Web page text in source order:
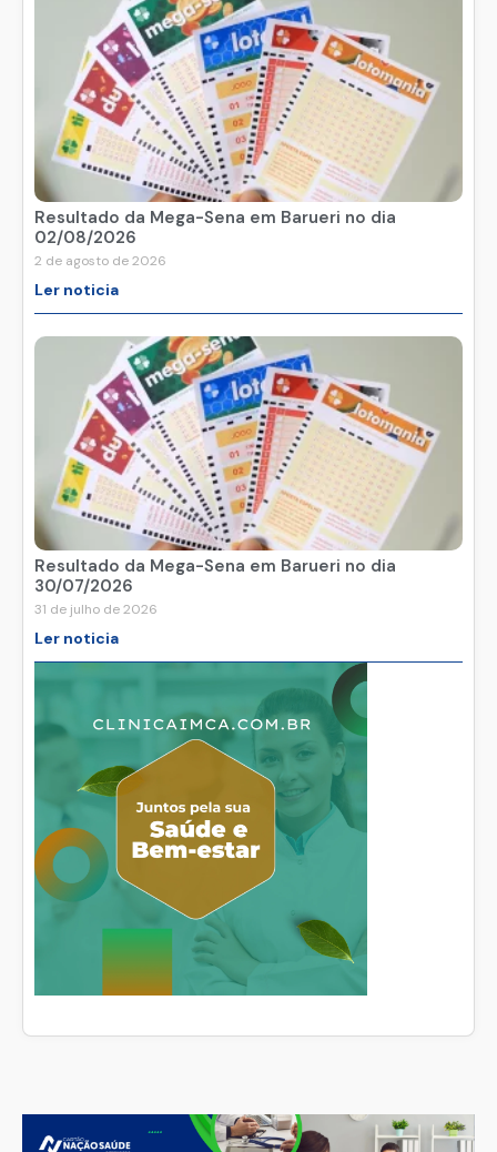
Resultado da Mega-Sena em Barueri no dia
02/08/2026
2 de agosto de 2026
Ler noticia
Resultado da Mega-Sena em Barueri no dia
30/07/2026
31 de julho de 2026
Ler noticia